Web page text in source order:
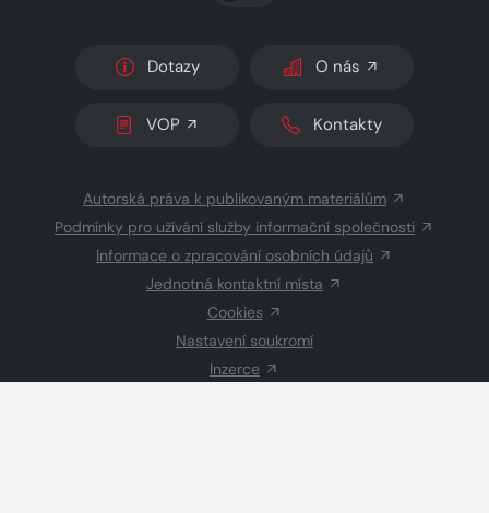
Dotazy O nás
VOP Kontakty
Autorská práva k publikovaným materiálům
Podmínky pro užívání služby informační společnosti
Informace o zpracování osobních údajů
Jednotná kontaktní místa
Cookies
Nastavení soukromí
Inzerce